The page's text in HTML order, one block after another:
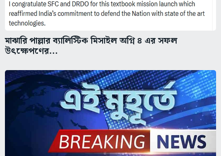
মাঝারি পাল্লার ব্যালিস্টিক মিসাইল অগ্নি ৪ এর সফল
উৎক্ষেপণের...